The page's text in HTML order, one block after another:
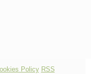
Policy RSS